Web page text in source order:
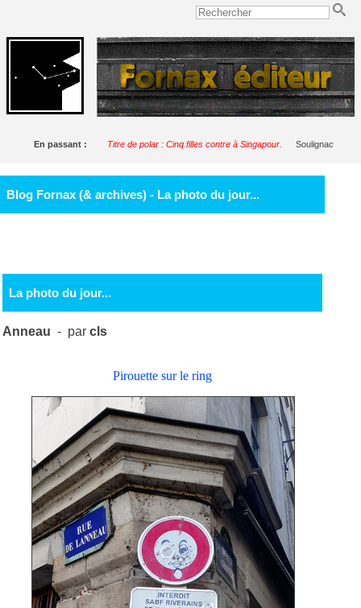
En passant : Titre de polar : Cinq filles contre à Singapour. Soulignac
Blog Fornax (& archives) - La photo du jour...
La photo du jour...
Anneau - parcls
Pirouette sur le ring